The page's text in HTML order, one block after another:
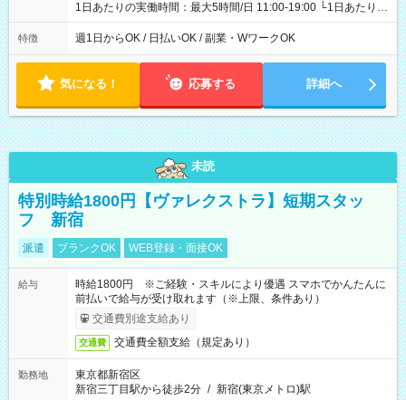
1日あたりの実働時間：最大5時間/日 11:00-19:00 └1日あたりの
実働時間：1-5時間 └上記の時間帯内であれば、いつでも勤務可
能！ └平日・土曜日の中で、お好きな曜日でご勤務いただけま
18:00 などのように、自由な働き方が可能なお仕事です！
特徴 週1日からOK / 日払いOK / 副業・WワークOK
気になる！ 応募する 詳細へ
未読
特別時給1800円【ヴァレクストラ】短期スタッ
フ 新宿
派遣 ブランクOK WEB登録・面接OK
給与
時給1800円 ※ご経験・スキルにより優遇 スマホでかんたんに
前払いで給与が受け取れます（※上限、条件あり）
交通費別途支給あり
交通費 交通費全額支給（規定あり）
勤務地
東京都新宿区
新宿三丁目駅から徒歩2分 / 新宿(東京メトロ)駅